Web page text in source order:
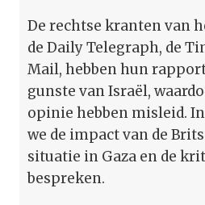
De rechtse kranten van
de Daily Telegraph, de
Mail, hebben hun
gunste van Israël,
opinie hebben misleid.
we de impact van de
situatie in Gaza en de
bespreken.